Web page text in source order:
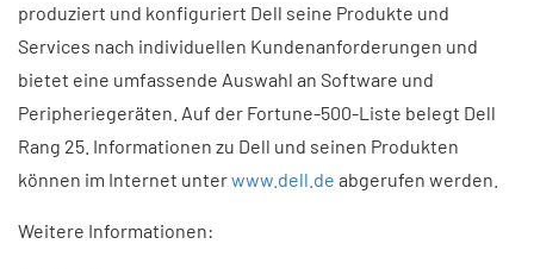
produziert und konfiguriert Dell seine Produkte und
Services nach individuellen Kundenanforderungen und
bietet eine umfassende Auswahl an Software und
Peripheriegeräten. Auf der Fortune-500-Liste belegt Dell
Rang 25. Informationen zu Dell und seinen Produkten
können im Internet unterwww.dell.de abgerufen werden.
Weitere Informationen: